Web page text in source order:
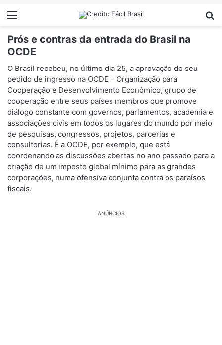
Menu
Prós e contras da entrada do Brasil na
OCDE
O Brasil recebeu, no último dia 25, a aprovação do seu
pedido de ingresso na OCDE – Organização para
Cooperação e Desenvolvimento Econômico, grupo de
cooperação entre seus países membros que promove
diálogo constante com governos, parlamentos, academia e
associações civis em todos os lugares do mundo por meio
de pesquisas, congressos, projetos, parcerias e
consultorias. É a OCDE, por exemplo, que está
coordenando as discussões abertas no ano passado para a
criação de um imposto global mínimo para as grandes
corporações, numa ofensiva conjunta contra os paraísos
fiscais.
ANÚNCIOS